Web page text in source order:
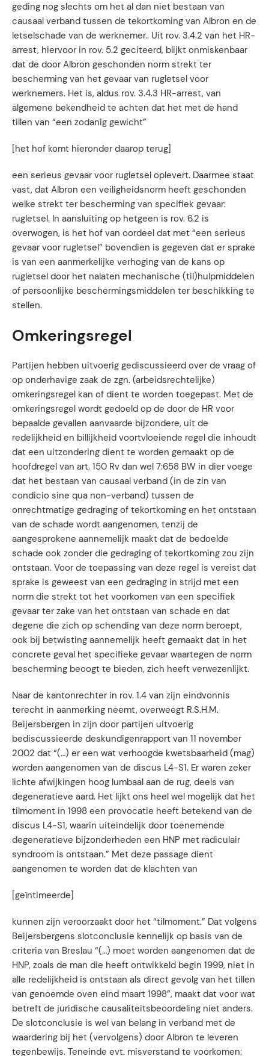
geding nog slechts om het al dan niet bestaan van
causaal verband tussen de tekortkoming van Albron en de
letselschade van de werknemer.. Uit rov. 3.4.2 van het HR-
arrest, hiervoor in rov. 5.2 geciteerd, blijkt onmiskenbaar
dat de door Albron geschonden norm strekt ter
bescherming van het gevaar van rugletsel voor
werknemers. Het is, aldus rov. 3.4.3 HR-arrest, van
algemene bekendheid te achten dat het met de hand
tillen van “een zodanig gewicht”
[het hof komt hieronder daarop terug]
een serieus gevaar voor rugletsel oplevert. Daarmee staat
vast, dat Albron een veiligheidsnorm heeft geschonden
welke strekt ter bescherming van specifiek gevaar:
rugletsel. In aansluiting op hetgeen is rov. 6.2 is
overwogen, is het hof van oordeel dat met “een serieus
gevaar voor rugletsel” bovendien is gegeven dat er sprake
is van een aanmerkelijke verhoging van de kans op
rugletsel door het nalaten mechanische (til)hulpmiddelen
of persoonlijke beschermingsmiddelen ter beschikking te
stellen.
Omkeringsregel
Partijen hebben uitvoerig gediscussieerd over de vraag of
op onderhavige zaak de zgn. (arbeidsrechtelijke)
omkeringsregel kan of dient te worden toegepast. Met de
omkeringsregel wordt gedoeld op de door de HR voor
bepaalde gevallen aanvaarde bijzondere, uit de
redelijkheid en billijkheid voortvloeiende regel die inhoudt
dat een uitzondering dient te worden gemaakt op de
hoofdregel van art. 150 Rv dan wel 7:658 BW in dier voege
dat het bestaan van causaal verband (in de zin van
condicio sine qua non-verband) tussen de
onrechtmatige gedraging of tekortkoming en het ontstaan
van de schade wordt aangenomen, tenzij de
aangesprokene aannemelijk maakt dat de bedoelde
schade ook zonder die gedraging of tekortkoming zou zijn
ontstaan. Voor de toepassing van deze regel is vereist dat
sprake is geweest van een gedraging in strijd met een
norm die strekt tot het voorkomen van een specifiek
gevaar ter zake van het ontstaan van schade en dat
degene die zich op schending van deze norm beroept,
ook bij betwisting aannemelijk heeft gemaakt dat in het
concrete geval het specifieke gevaar waartegen de norm
bescherming beoogt te bieden, zich heeft verwezenlijkt.
Naar de kantonrechter in rov. 1.4 van zijn eindvonnis
terecht in aanmerking neemt, overweegt R.S.H.M.
Beijersbergen in zijn door partijen uitvoerig
bediscussieerde deskundigenrapport van 11 november
2002 dat “(…) er een wat verhoogde kwetsbaarheid (mag)
worden aangenomen van de discus L4-S1. Er waren zeker
lichte afwijkingen hoog lumbaal aan de rug, deels van
degeneratieve aard. Het lijkt ons heel wel mogelijk dat het
tilmoment in 1998 een provocatie heeft betekend van de
discus L4-S1, waarin uiteindelijk door toenemende
degeneratieve bijzonderheden een HNP met radiculair
syndroom is ontstaan.” Met deze passage dient
aangenomen te worden dat de klachten van
[geïntimeerde]
kunnen zijn veroorzaakt door het “tilmoment.” Dat volgens
Beijersbergens slotconclusie kennelijk op basis van de
criteria van Breslau “(…) moet worden aangenomen dat de
HNP, zoals de man die heeft ontwikkeld begin 1999, niet in
alle redelijkheid is ontstaan als direct gevolg van het tillen
van genoemde oven eind maart 1998”, maakt dat voor wat
betreft de juridische causaliteitsbeoordeling niet anders.
De slotconclusie is wel van belang in verband met de
waardering bij het (vervolgens) door Albron te leveren
tegenbewijs. Teneinde evt. misverstand te voorkomen: